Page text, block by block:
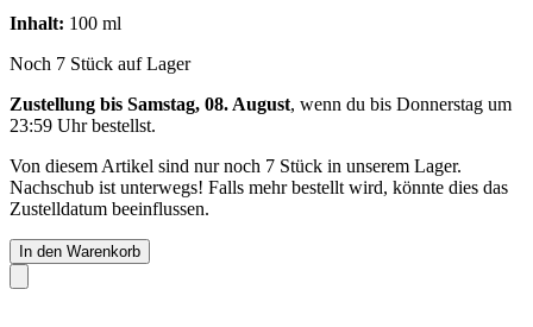
Inhalt: 100 ml
Noch 7 Stück auf Lager
Zustellung bis Samstag, 08. August, wenn du bis Donnerstag um
23:59 Uhrbestellst.
Von diesem Artikel sind nur noch 7 Stück in unserem Lager.
Nachschub ist unterwegs! Falls mehr bestellt wird, könnte dies das
Zustelldatum beeinflussen.
In den Warenkorb